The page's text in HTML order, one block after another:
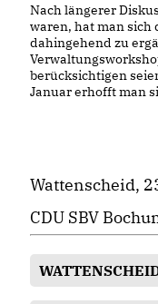
Nach längerer
waren, hat man
dahingehend zu
berücksichtigen
Januar erhofft man
Wattenscheid,
CDU SBV